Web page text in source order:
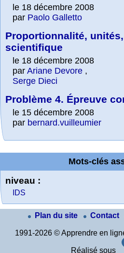
le 18 décembre 2008
par Paolo Galletto
Proportionnalité,
scientifique
le 18 décembre 2008
par Ariane Devore ,
Serge Dieci
Problème 4. Épreuve
le 15 décembre 2008
par bernard.vuilleumier
Mots-clés
niveau :
IDS
Plan du site Contact
1991-2026 © Apprendre en
Réalisé sous